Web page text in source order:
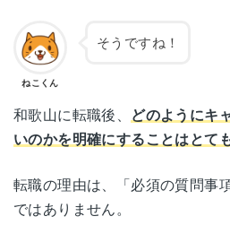
ねこくん
そうですね！
和歌山に転職後、 どのようにキ
いのかを明確にすることはとて
転職の理由は、「必須の質問事
ではありません。